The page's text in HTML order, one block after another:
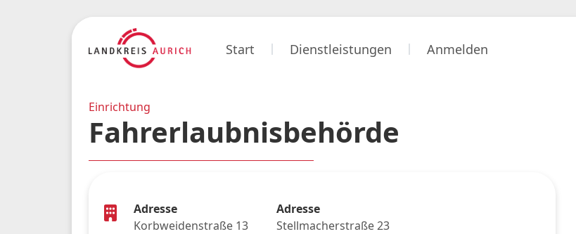
Start Dienstleistungen Anmelden
Einrichtung
Fahrerlaubnisbehörde
Adresse
Korbweidenstraße 13
Adresse
Stellmacherstraße 23